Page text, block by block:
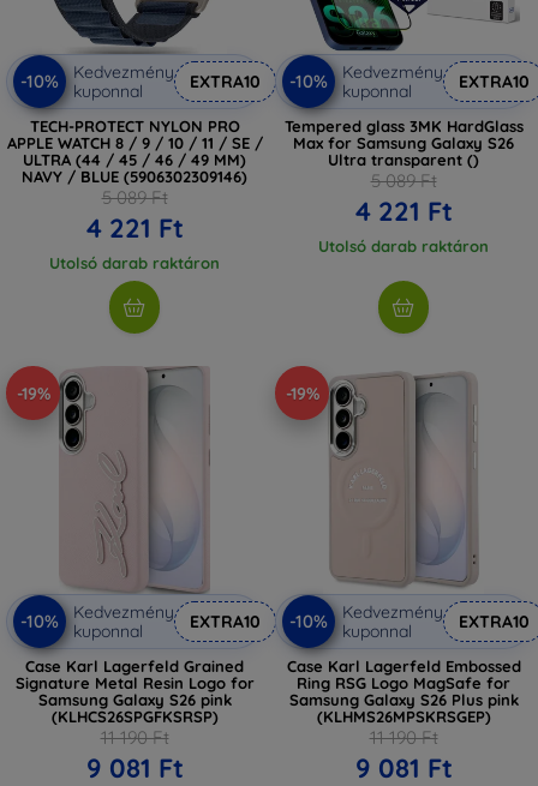
-10%
Kedvezmény
kuponnal
EXTRA10
TECH-PROTECT NYLON PRO
APPLE WATCH 8 / 9 / 10 / 11 / SE /
ULTRA (44 / 45 / 46 / 49 MM)
NAVY / BLUE (5906302309146)
5 089 Ft
4 221 Ft
Utolsó darab raktáron
-10%
Kedvezmény
kuponnal
EXTRA10
Tempered glass 3MK HardGlass
Max for Samsung Galaxy S26
Ultra transparent ()
5 089 Ft
4 221 Ft
Utolsó darab raktáron
-19%
-10%
Kedvezmény
kuponnal
EXTRA10
Case Karl Lagerfeld Grained
Signature Metal Resin Logo for
Samsung Galaxy S26 pink
(KLHCS26SPGFKSRSP)
11 190 Ft
9 081 Ft
-19%
-10%
Kedvezmény
kuponnal
EXTRA10
Case Karl Lagerfeld Embossed
Ring RSG Logo MagSafe for
Samsung Galaxy S26 Plus pink
(KLHMS26MPSKRSGEP)
11 190 Ft
9 081 Ft